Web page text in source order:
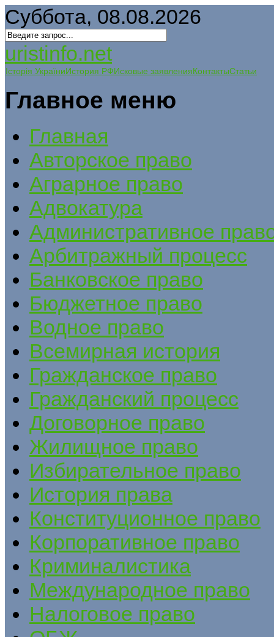
Суббота, 08.08.2026
uristinfo.net
Історія УкраїниИстория РФИсковые заявленияКонтактыСтатьи
Главное меню
Главная
Авторское право
Аграрное право
Адвокатура
Административное
Арбитражный процесс
Банковское право
Бюджетное право
Водное право
Всемирная история
Гражданское право
Гражданский процесс
Договорное право
Жилищное право
Избирательное право
История права
Конституционное право
Корпоративное право
Криминалистика
Международное право
Налоговое право